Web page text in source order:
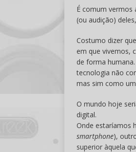
É comum vermos
(ou audição)
Costumo dizer
em que vivemos,
de forma
tecnologia não
mas sim como
O mundo hoje
digital.
Onde estaríamos
smartphone),
superior àquela